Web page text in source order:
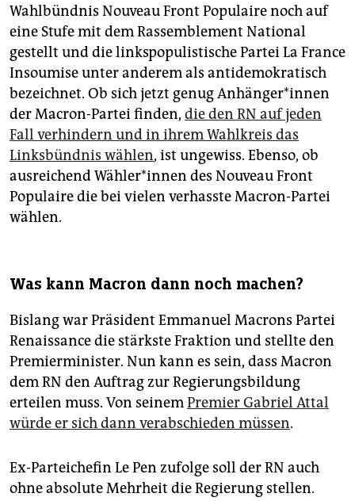
Wahlbündnis Nouveau Front Populaire noch auf
eine Stufe mit dem Rassemblement National
gestellt und die linkspopulistische Partei La France
Insoumise unter anderem als antidemokratisch
bezeichnet. Ob sich jetzt genug An­hän­ge­r*in­nen
der Macron-Partei finden, die den RN auf jeden
Fall verhindern und in ihrem Wahlkreis das
Linksbündnis wählen, ist ungewiss. Ebenso, ob
ausreichend Wäh­le­r*in­nen des Nouveau Front
Populaire die bei vielen verhasste Macron-Partei
wählen.
Was kann Macron dann noch machen?
Bislang war Präsident Emmanuel Macrons Partei
Renaissance die stärkste Fraktion und stellte den
Premierminister. Nun kann es sein, dass Macron
dem RN den Auftrag zur Regierungsbildung
erteilen muss. Von seinemPremier Gabriel Attal
würde er sich dann verabschieden müssen.
Ex-Parteichefin Le Pen zufolge soll der RN auch
ohne absolute Mehrheit die Regierung stellen.